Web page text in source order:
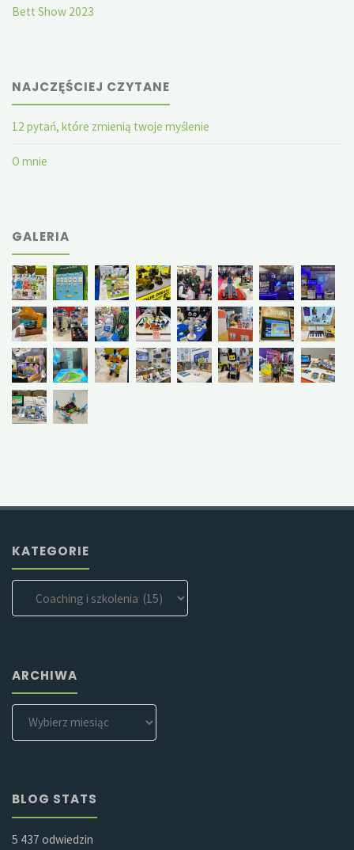
Bett Show 2023
NAJCZĘŚCIEJ CZYTANE
12 pytań, które zmienią twoje myślenie
O mnie
GALERIA
KATEGORIE
ARCHIWA
Archiwa
BLOG STATS
5 437 odwiedzin